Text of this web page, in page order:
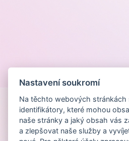
Nastavení soukromí
Na těchto webových
identifikátory, které mohou
naše stránky a jaký obsah vás
a zlepšovat naše služby a